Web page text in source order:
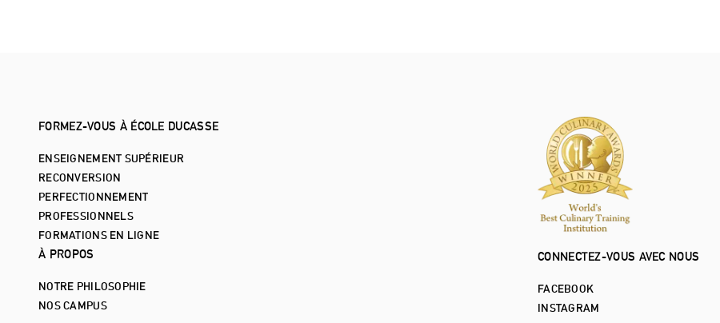
FORMEZ-VOUS À ÉCOLE DUCASSE
ENSEIGNEMENT SUPÉRIEUR
RECONVERSION
PERFECTIONNEMENT
PROFESSIONNELS
FORMATIONS EN LIGNE
À PROPOS
NOTRE PHILOSOPHIE
NOS CAMPUS
CONNECTEZ-VOUS AVEC NOUS
FACEBOOK
INSTAGRAM